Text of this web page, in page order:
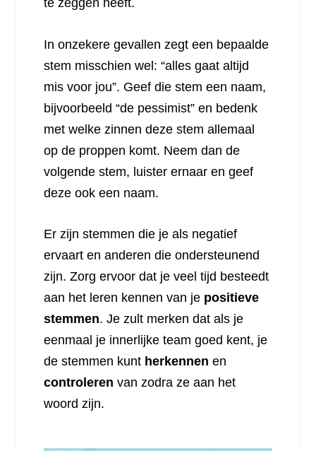
In onzekere gevallen zegt een bepaalde
stem misschien wel: “alles gaat altijd
mis voor jou”. Geef die stem een naam,
bijvoorbeeld “de pessimist” en bedenk
met welke zinnen deze stem allemaal
op de proppen komt. Neem dan de
volgende stem, luister ernaar en geef
deze ook een naam.
Er zijn stemmen die je als negatief
ervaart en anderen die ondersteunend
zijn. Zorg ervoor dat je veel tijd besteedt
aan het leren kennen van je positieve
stemmen. Je zult merken dat als je
eenmaal je innerlijke team goed kent, je
de stemmen kunt herkennen en
controleren van zodra ze aan het
woord zijn.